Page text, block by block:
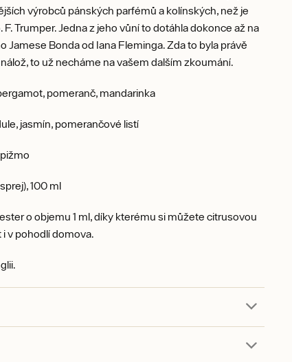
výrobců pánských parfémů a kolínských, než je
F. Trumper. Jedna z jeho vůní to dotáhla dokonce až na
Jamese Bonda od Iana Fleminga. Zda to byla právě
to už necháme na vašem dalším zkoumání.
pomeranč, mandarinka
jasmín, pomerančové listí
100 ml
o objemu 1 ml, díky kterému si můžete citrusovou
v pohodlí domova.